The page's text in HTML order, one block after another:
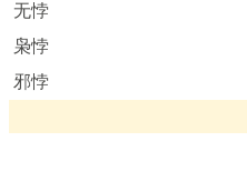
无悖
枭悖
邪悖